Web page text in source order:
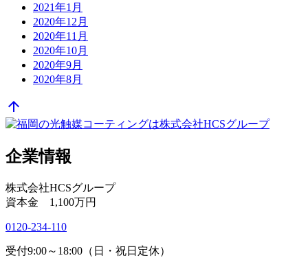
2021年1月
2020年12月
2020年11月
2020年10月
2020年9月
2020年8月
arrow_upward
企業情報
株式会社HCSグループ
資本金 1,100万円
0120-234-110
受付9:00～18:00（日・祝日定休）